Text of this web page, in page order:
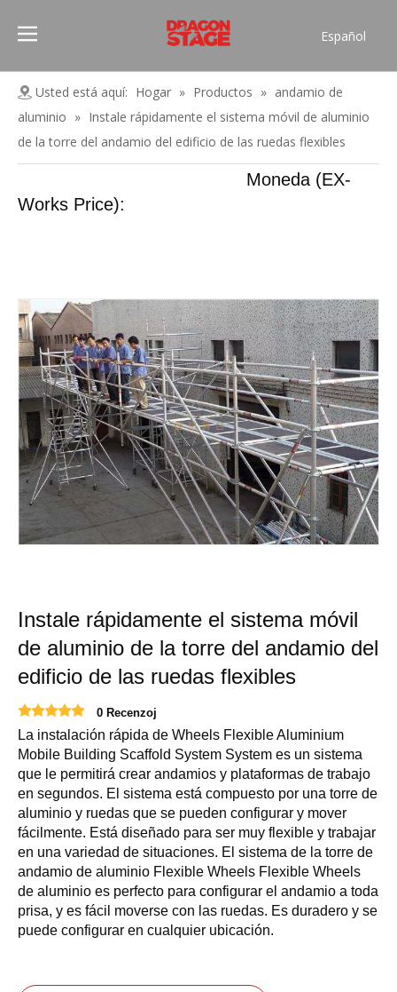
Español
Pусский
Français
العربية
简体中文
English
Usted está aquí: Hogar » Productos » andamio de
aluminio » Instale rápidamente el sistema móvil de aluminio
de la torre del andamio del edificio de las ruedas flexibles
Moneda (EX-
Works Price):
Instale rápidamente el sistema móvil
de aluminio de la torre del andamio del
edificio de las ruedas flexibles
0 Recenzoj
La instalación rápida de Wheels Flexible Aluminium
Mobile Building Scaffold System System es un sistema
que le permitirá crear andamios y plataformas de trabajo
en segundos. El sistema está compuesto por una torre de
aluminio y ruedas que se pueden configurar y mover
fácilmente. Está diseñado para ser muy flexible y trabajar
en una variedad de situaciones. El sistema de la torre de
andamio de aluminio Flexible Wheels Flexible Wheels
de aluminio es perfecto para configurar el andamio a toda
prisa, y es fácil moverse con las ruedas. Es duradero y se
puede configurar en cualquier ubicación.